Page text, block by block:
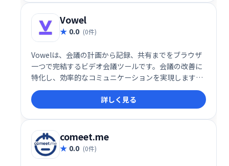
Vowel
0.0 (0件)
Vowelは、会議の計画から記録、共有までをブラウザ
一つで完結するビデオ会議ツールです。会議の改善に
特化し、効率的なコミュニケーションを実現します。
スムーズな進行と情報共有で、生産性の向上に貢献し
ます。
詳しく見る
comeet.me
0.0 (0件)